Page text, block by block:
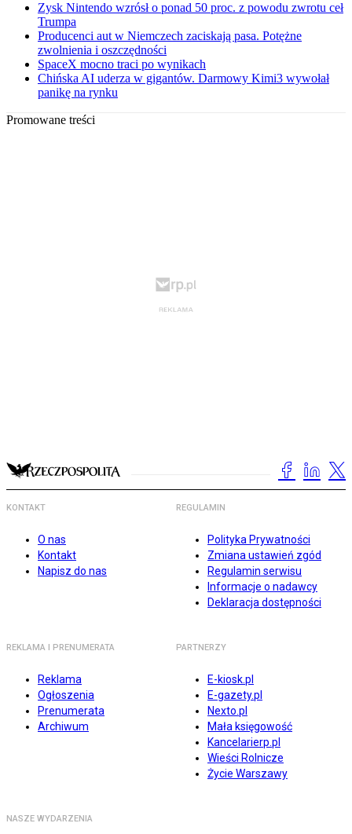
Zysk Nintendo wzrósł o ponad 50 proc. z powodu zwrotu ceł
Trumpa
Producenci aut w Niemczech zaciskają pasa. Potężne
zwolnienia i oszczędności
SpaceX mocno traci po wynikach
Chińska AI uderza w gigantów. Darmowy Kimi3 wywołał
panikę na rynku
Promowane treści
KONTAKT
O nas
Kontakt
Napisz do nas
REGULAMIN
Polityka Prywatności
Zmiana ustawień zgód
Regulamin serwisu
Informacje o nadawcy
Deklaracja dostępności
REKLAMA I PRENUMERATA
Reklama
Ogłoszenia
Prenumerata
Archiwum
PARTNERZY
E-kiosk.pl
E-gazety.pl
Nexto.pl
Mała księgowość
Kancelarierp.pl
Wieści Rolnicze
Życie Warszawy
NASZE WYDARZENIA